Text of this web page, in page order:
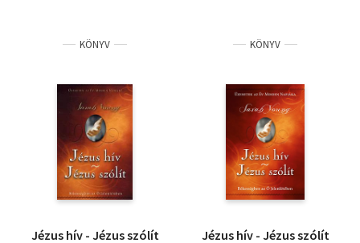
KÖNYV
Jézus hív - Jézus szólít
KÖNYV
Jézus hív - Jézus szólít